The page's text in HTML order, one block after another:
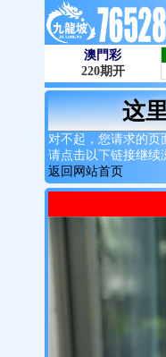
这
对不起，您请求的页
请点击以下链接继续
返回网站首页